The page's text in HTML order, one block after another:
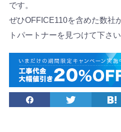
です。
ぜひOFFICE110を含めた数社
トパートナーを見つけて下さい
N
シェア ツイート ブックマー